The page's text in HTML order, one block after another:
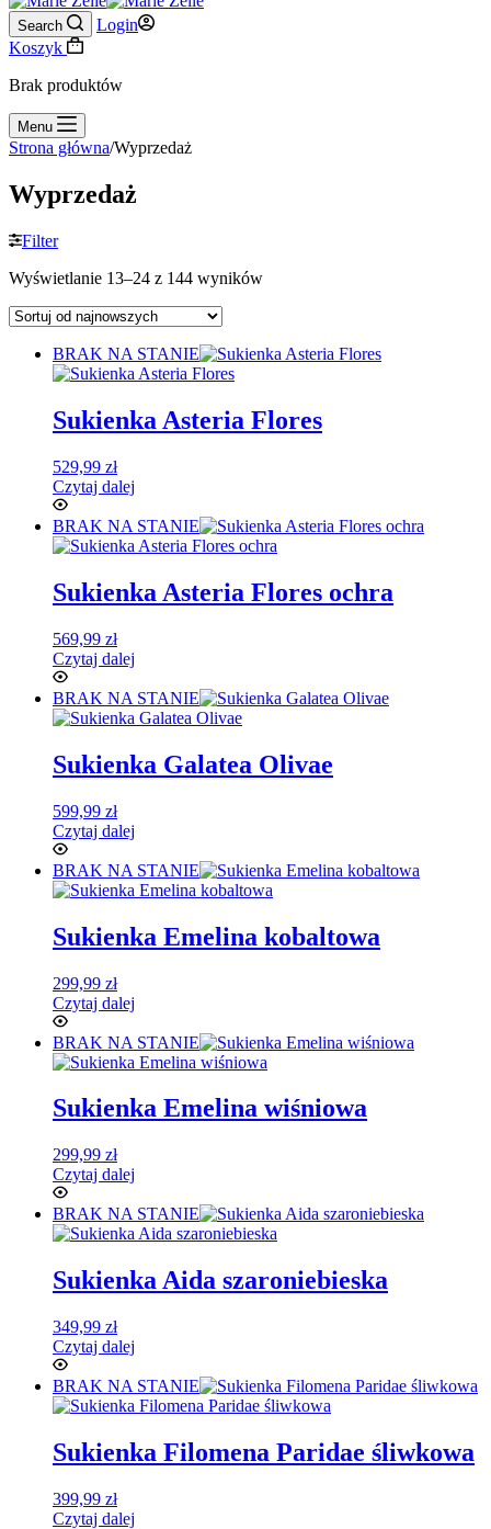
Search
Login
Koszyk
Brak produktów
Menu
Strona główna/Wyprzedaż
Wyprzedaż
Filter
Wyświetlanie 13–24 z 144 wyników
BRAK NA STANIE
Sukienka Asteria Flores
529,99 zł
Czytaj dalej
BRAK NA STANIE
Sukienka Asteria Flores ochra
569,99 zł
Czytaj dalej
BRAK NA STANIE
Sukienka Galatea Olivae
599,99 zł
Czytaj dalej
BRAK NA STANIE
Sukienka Emelina kobaltowa
299,99 zł
Czytaj dalej
BRAK NA STANIE
Sukienka Emelina wiśniowa
299,99 zł
Czytaj dalej
BRAK NA STANIE
Sukienka Aida szaroniebieska
349,99 zł
Czytaj dalej
BRAK NA STANIE
Sukienka Filomena Paridae śliwkowa
399,99 zł
Czytaj dalej